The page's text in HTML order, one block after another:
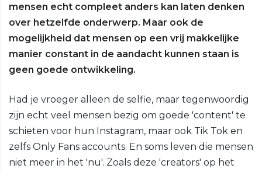
mensen echt compleet anders kan laten denken
over hetzelfde onderwerp. Maar ook de
mogelijkheid dat mensen op een vrij makkelijke
manier constant in de aandacht kunnen staan is
geen goede ontwikkeling.
Had je vroeger alleen de selfie, maar tegenwoordig
zijn echt veel mensen bezig om goede 'content' te
schieten voor hun Instagram, maar ook Tik Tok en
zelfs Only Fans accounts. En soms leven die mensen
niet meer in het 'nu'. Zoals deze 'creators' op het